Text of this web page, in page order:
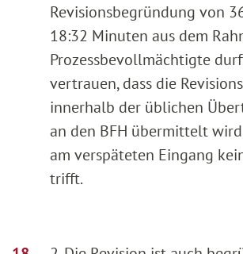
Revisionsbegründung von
18:32 Minuten aus dem
Prozessbevollmächtigte
vertrauen, dass die
innerhalb der üblichen
an den BFH übermittelt
am verspäteten Eingang
trifft.